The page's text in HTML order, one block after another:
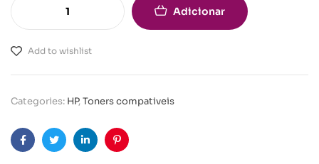
Adicionar
Add to wishlist
Categories: HP,Toners compativeis
FacebookTwitterLinkedinPinterest